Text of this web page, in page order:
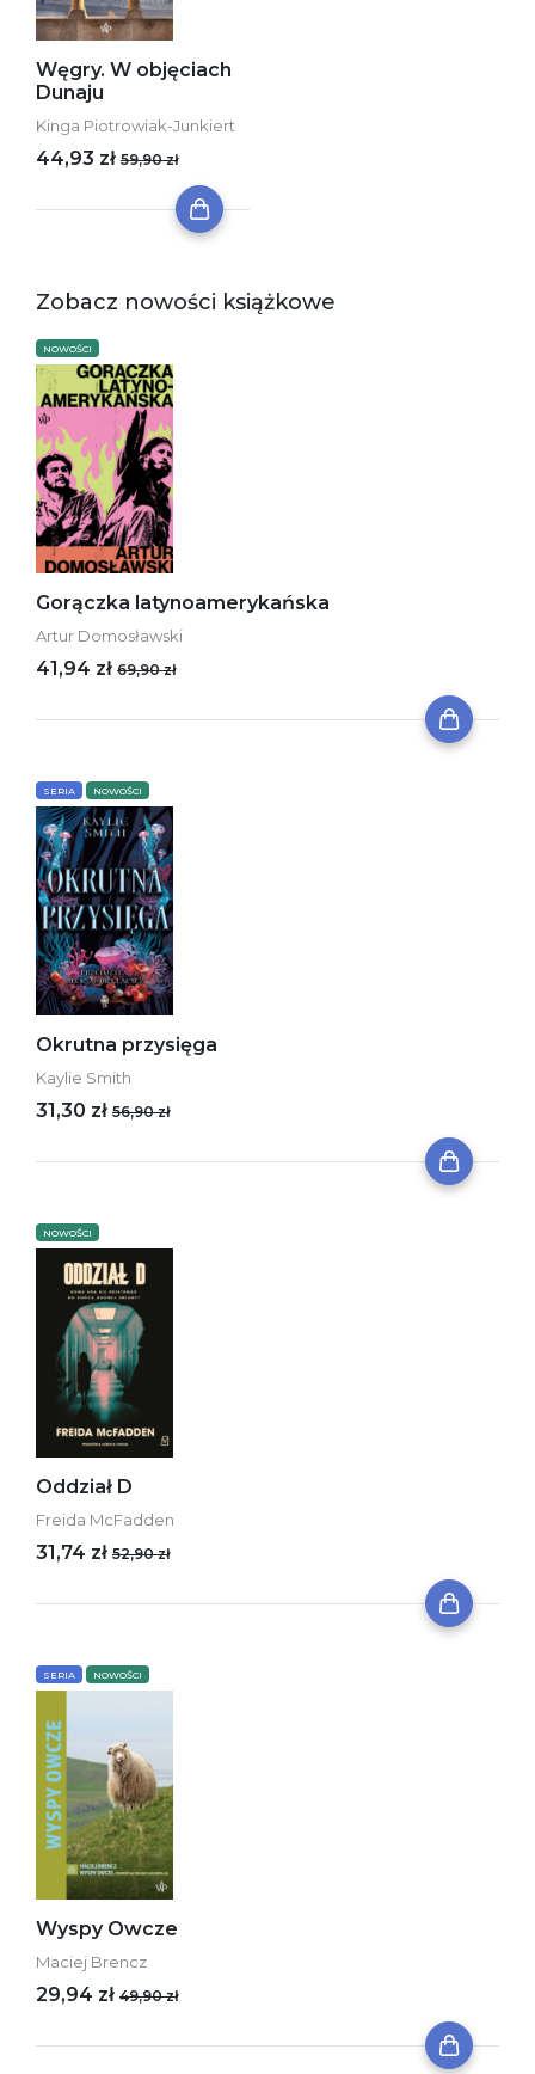
Węgry. W objęciach
Dunaju
Kinga Piotrowiak-Junkiert
44,93 zł 59,90 zł
Zobacz nowości książkowe
NOWOŚCI
Gorączka latynoamerykańska
Artur Domosławski
41,94 zł 69,90 zł
SERIA NOWOŚCI
Okrutna przysięga
Kaylie Smith
31,30 zł 56,90 zł
NOWOŚCI
Oddział D
Freida McFadden
31,74 zł 52,90 zł
SERIA NOWOŚCI
Wyspy Owcze
Maciej Brencz
29,94 zł 49,90 zł